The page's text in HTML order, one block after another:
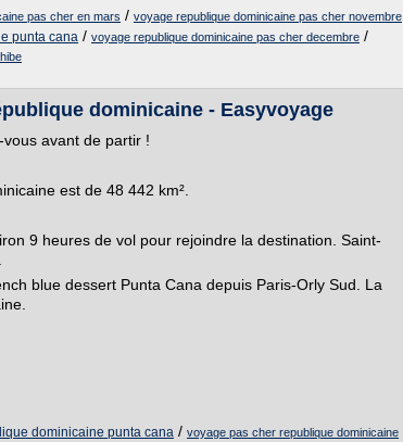
pas cher en mars / voyage republique dominicaine pas cher novembre
punta cana / voyage republique dominicaine pas cher decembre /
dominicaine - Easyvoyage
avant de partir !
est de 48 442 km².
9 heures de vol pour rejoindre la destination. Saint-
blue dessert Punta Cana depuis Paris-Orly Sud. La
dominicaine punta cana / voyage pas cher republique dominicaine